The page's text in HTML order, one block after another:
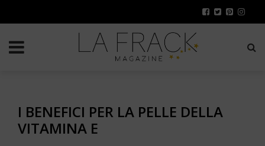
I BENEFICI PER LA PELLE DELLA
VITAMINA E